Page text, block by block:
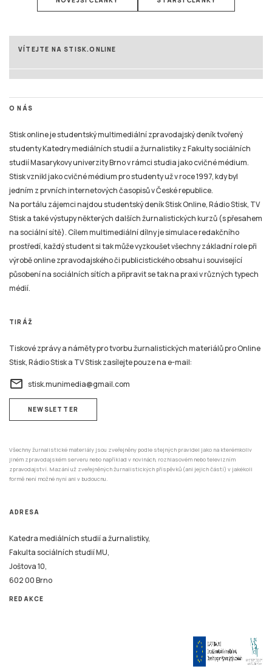
VÍTEJTE NA STISK.ONLINE
O NÁS
Stisk online je studentský multimediální zpravodajský deník tvořený
studenty Katedry mediálních studií a žurnalistiky z Fakulty sociálních
studií Masarykovy univerzity Brno v rámci studia jako cvičné médium.
Stisk vznikl jako cvičné médium pro studenty už v roce 1997, kdy byl
jedním z prvních internetových časopisů v České republice.
Na portálu zájemci najdou studentský deník Stisk Online, Rádio Stisk, TV
Stisk a také výstupy některých dalších žurnalistických kurzů (s přesahem
na sociální sítě). Cílem multimediální dílny je simulace redakčního
prostředí, každý student si tak může vyzkoušet všechny základní role při
výrobě online zpravodajského či publicistického obsahu i související
působení na sociálních sítích a připravit se tak na praxi v různých typech
médií.
TIRÁŽ
Tiskové zprávy a náměty pro tvorbu žurnalistických materiálů pro Online
Stisk, Rádio Stisk a TV Stisk zasílejte pouze na e-mail:
email stisk.munimedia@gmail.com
NEWSLETTER
Všechny žurnalistické materiály jsou zveřejněny podle stejných pravidel jako na kterémkoliv
jiném zpravodajském serveru nebo například v novinách, rozhlasovém nebo televizním
zpravodajství. Mazání už zveřejněných žurnalistických příspěvků (ani jejich částí) v jakékoli
formě není možné nyní ani v budoucnu.
ADRESA
Katedra mediálních studií a žurnalistiky,
Fakulta sociálních studií MU,
Joštova 10,
602 00 Brno
REDAKCE